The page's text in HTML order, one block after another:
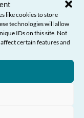
like cookies to store
technologies will allow
IDs on this site. Not
certain features and
Angen Help?